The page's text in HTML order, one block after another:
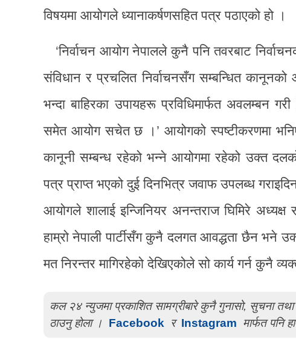
विषयमा आयोगले ध्यानाकर्षणसहित पत्र पठाएको हो ।
‘निर्वाचन आयोग नेपालले कुनै पनि तवरबाट
संविधान र प्रचलित निर्वाचनसँग सम्बन्धित कानूनको
भन्दा बाहिरका उपायहरू प्रविधिमार्फत अवलम्बन
समेत आयोग सचेत छ ।’ आयोगको स्पष्टीकरणमा
कानूनी सम्बन्ध रहेको भन्ने आयोगमा रहेको उक्त
पत्र प्राप्त भएको दुई दिनभित्र जवाफ उपलब्ध
आयोगले शालाई इन्जिनियर अनन्तराज घिमिरे
हाम्रो नेपाली पार्टीसँग कुनै दलगत आवद्धता छैन भने
मत निरन्तर मागिरहेको देखिएकोले सो कार्य गर्न कुनै
कल २४ न्युजमा प्रकाशित सामग्रीबारे कुनै गुनासो, सुचना तथा
ठाउनु होला ।
Facebook र Instagram मार्फत पनि